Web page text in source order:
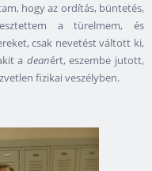
hogy az ordítás, büntetés,
a türelmem, és
csak nevetést váltott ki,
a deanért, eszembe jutott,
fizikai veszélyben.